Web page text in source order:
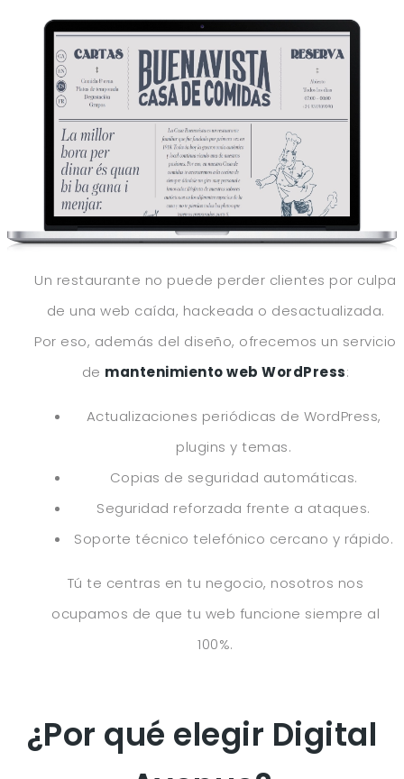
Un restaurante no puede perder clientes por culpa
de una web caída, hackeada o desactualizada.
Por eso, además del diseño, ofrecemos un servicio
de mantenimiento web WordPress:
Actualizaciones periódicas de WordPress,
plugins y temas.
Copias de seguridad automáticas.
Seguridad reforzada frente a ataques.
Soporte técnico telefónico cercano y rápido.
Tú te centras en tu negocio, nosotros nos
ocupamos de que tu web funcione siempre al
100%.
¿Por qué elegir Digital